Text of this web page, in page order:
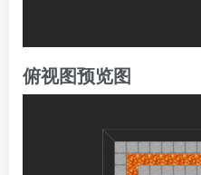
俯视图预览图